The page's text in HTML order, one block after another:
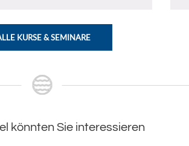
KURSE & SEMINARE
könnten Sie interessieren